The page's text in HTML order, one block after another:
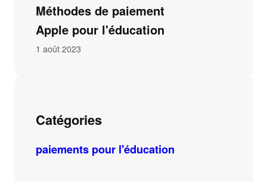
Méthodes de paiement
Apple pour l'éducation
1 août 2023
Catégories
paiements pour l'éducation